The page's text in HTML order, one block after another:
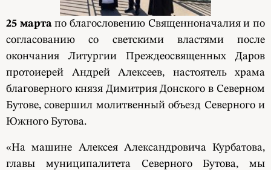
25 мартапо благословению Священноначалия и по
согласованию со светскими властями после
окончания Литургии Преждеосвященных Даров
протоиерей Андрей Алексеев, настоятель храма
благоверного князя Димитрия Донского в Северном
Бутове, совершил молитвенный объезд Северного и
Южного Бутова.
«На машине Алексея Александровича Курбатова,
главы муниципалитета Северного Бутова, мы